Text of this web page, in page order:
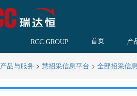
RCC GROUP 首页 产
产品与服务 > 慧招采信息平台 > 全部招采信息